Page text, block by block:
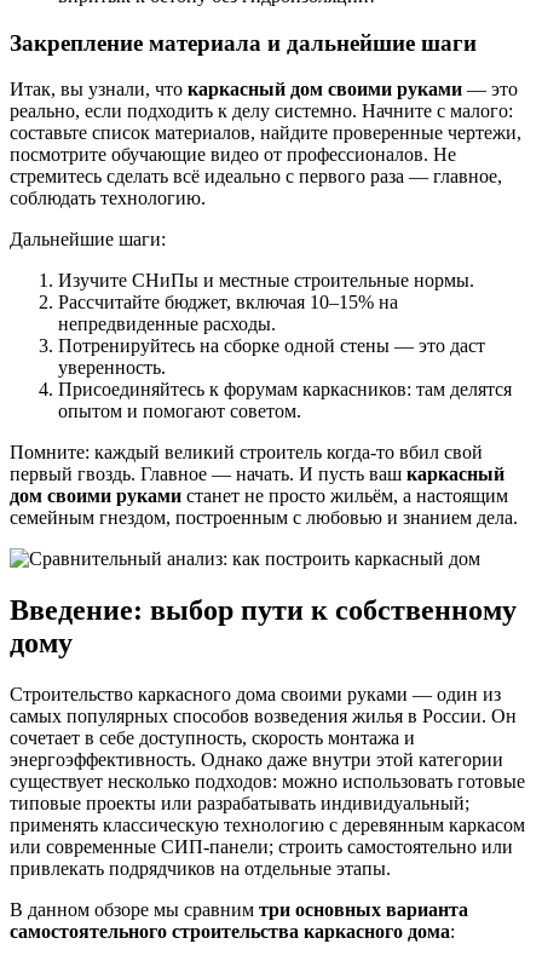
Закрепление материала и дальнейшие шаги
Итак, вы узнали, что каркасный дом своими руками — это
реально, если подходить к делу системно. Начните с малого:
составьте список материалов, найдите проверенные чертежи,
посмотрите обучающие видео от профессионалов. Не
стремитесь сделать всё идеально с первого раза — главное,
соблюдать технологию.
Дальнейшие шаги:
Изучите СНиПы и местные строительные нормы.
Рассчитайте бюджет, включая 10–15% на
непредвиденные расходы.
Потренируйтесь на сборке одной стены — это даст
уверенность.
Присоединяйтесь к форумам каркасников: там делятся
опытом и помогают советом.
Помните: каждый великий строитель когда-то вбил свой
первый гвоздь. Главное — начать. И пусть ваш каркасный
дом своими руками станет не просто жильём, а настоящим
семейным гнездом, построенным с любовью и знанием дела.
Введение: выбор пути к собственному
дому
Строительство каркасного дома своими руками — один из
самых популярных способов возведения жилья в России. Он
сочетает в себе доступность, скорость монтажа и
энергоэффективность. Однако даже внутри этой категории
существует несколько подходов: можно использовать готовые
типовые проекты или разрабатывать индивидуальный;
применять классическую технологию с деревянным каркасом
или современные СИП-панели; строить самостоятельно или
привлекать подрядчиков на отдельные этапы.
В данном обзоре мы сравним три основных варианта
самостоятельного строительства каркасного дома: